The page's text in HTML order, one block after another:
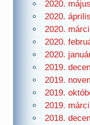
2020. május
2020. április
2020.
2020.
2020.
2019.
2019.
2019.
2019.
2018.